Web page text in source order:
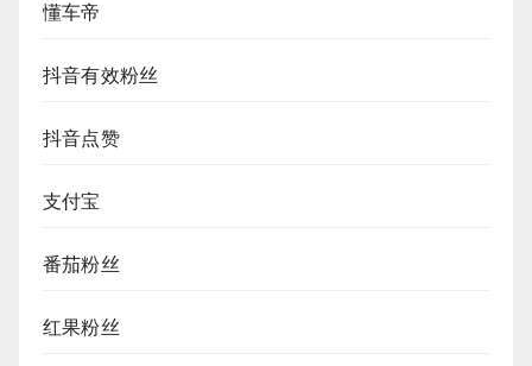
懂车帝
抖音有效粉丝
抖音点赞
支付宝
番茄粉丝
红果粉丝